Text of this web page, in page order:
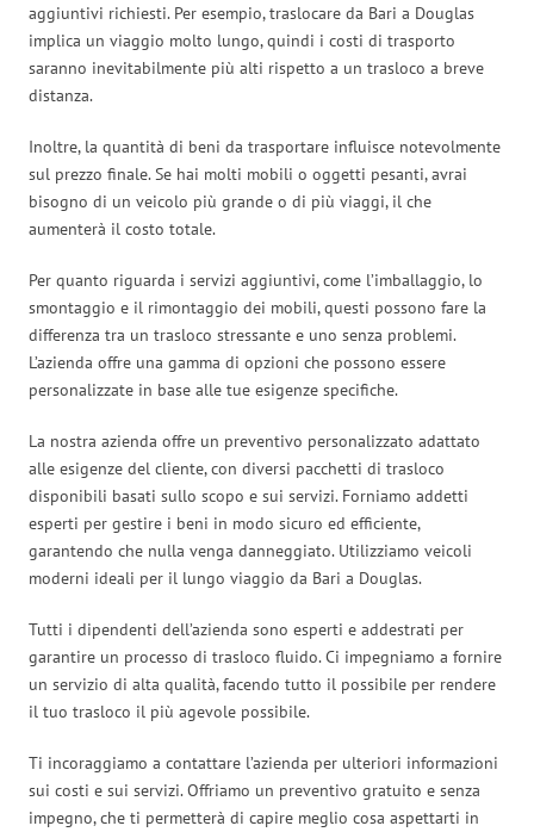
aggiuntivi richiesti. Per esempio, traslocare da Bari a Douglas
implica un viaggio molto lungo, quindi i costi di trasporto
saranno inevitabilmente più alti rispetto a un trasloco a breve
distanza.
Inoltre, la quantità di beni da trasportare influisce notevolmente
sul prezzo finale. Se hai molti mobili o oggetti pesanti, avrai
bisogno di un veicolo più grande o di più viaggi, il che
aumenterà il costo totale.
Per quanto riguarda i servizi aggiuntivi, come l’imballaggio, lo
smontaggio e il rimontaggio dei mobili, questi possono fare la
differenza tra un trasloco stressante e uno senza problemi.
L’azienda offre una gamma di opzioni che possono essere
personalizzate in base alle tue esigenze specifiche.
La nostra azienda offre un preventivo personalizzato adattato
alle esigenze del cliente, con diversi pacchetti di trasloco
disponibili basati sullo scopo e sui servizi. Forniamo addetti
esperti per gestire i beni in modo sicuro ed efficiente,
garantendo che nulla venga danneggiato. Utilizziamo veicoli
moderni ideali per il lungo viaggio da Bari a Douglas.
Tutti i dipendenti dell’azienda sono esperti e addestrati per
garantire un processo di trasloco fluido. Ci impegniamo a fornire
un servizio di alta qualità, facendo tutto il possibile per rendere
il tuo trasloco il più agevole possibile.
Ti incoraggiamo a contattare l’azienda per ulteriori informazioni
sui costi e sui servizi. Offriamo un preventivo gratuito e senza
impegno, che ti permetterà di capire meglio cosa aspettarti in